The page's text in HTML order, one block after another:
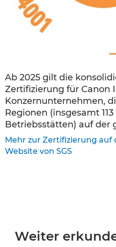
Ab 2025 gilt die
Zertifizierung für Canon
Konzernunternehmen,
Regionen (insgesamt
Betriebsstätten) auf der
Mehr zur Zertifizierung auf
Website von SGS
Weiter